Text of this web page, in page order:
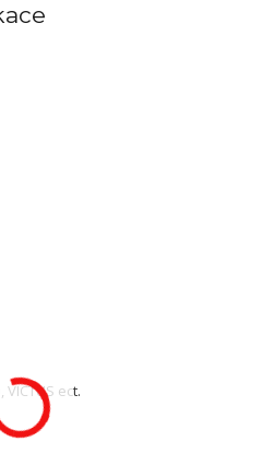
VICTUS ect.